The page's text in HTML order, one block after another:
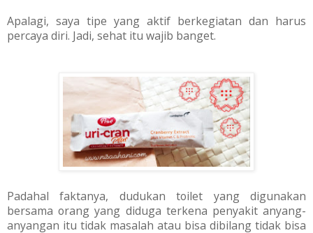
Apalagi, saya tipe yang aktif berkegiatan dan harus
percaya diri. Jadi, sehat itu wajib banget.
Padahal faktanya, dudukan toilet yang digunakan
bersama orang yang diduga terkena penyakit anyang-
anyangan itu tidak masalah atau bisa dibilang tidak bisa